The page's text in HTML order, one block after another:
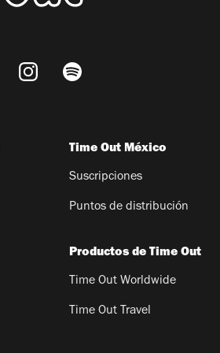
Time Out México
Suscripciones
Puntos de distribución
Productos de Time Out
Time Out Worldwide
Time Out Travel